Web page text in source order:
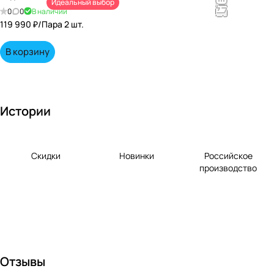
непревзойд
0 0 В наличии
Идеальный выбор
119 990 ₽/Пара 2 шт.
В корзину
Истории
Скидки Новинки
Российское
производство
Отзывы